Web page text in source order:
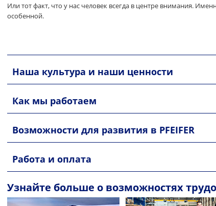
Или тот факт, что у нас человек всегда в центре внимания.
особенной.
Наша культура и наши ценности
Как мы работаем
Возможности для развития в PFEIFER
Работа и оплата
Узнайте больше о возможностях